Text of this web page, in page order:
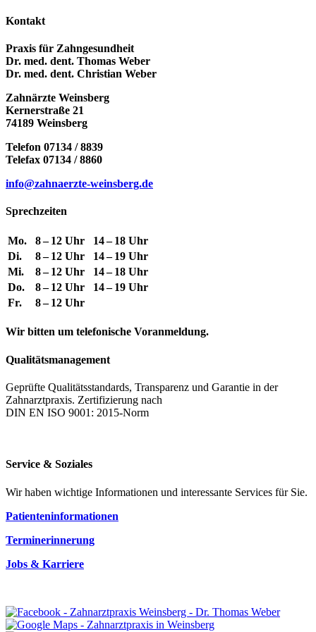
Kontakt
Praxis für Zahngesundheit
Dr. med. dent. Thomas Weber
Dr. med. dent. Christian Weber
Zahnärzte Weinsberg
Kernerstraße 21
74189 Weinsberg
Telefon 07134 / 8839
Telefax 07134 / 8860
info@zahnaerzte-weinsberg.de
Sprechzeiten
Mo. 8 – 12 Uhr
14 – 18 Uhr
Di.
8 – 12 Uhr
14 – 19 Uhr
Mi.
8 – 12 Uhr
14 – 18 Uhr
Do.
8 – 12 Uhr
14 – 19 Uhr
Fr.
8 – 12 Uhr
Wir bitten um telefonische Voranmeldung.
Qualitätsmanagement
Geprüfte Qualitätsstandards, Transparenz und Garantie in der
Zahnarztpraxis. Zertifizierung nach
DIN EN ISO 9001: 2015-Norm
Service & Soziales
Wir haben wichtige Informationen und interessante Services für Sie.
Patienteninformationen
Terminerinnerung
Jobs & Karriere